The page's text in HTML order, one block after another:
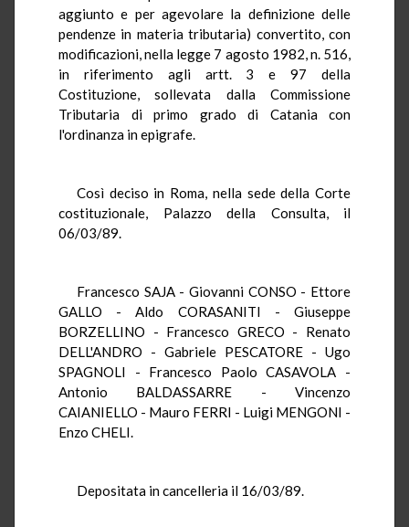
aggiunto e per agevolare la definizione delle
pendenze in materia tributaria) convertito, con
modificazioni, nella legge 7 agosto 1982, n. 516,
in riferimento agli artt. 3 e 97 della
Costituzione, sollevata dalla Commissione
Tributaria di primo grado di Catania con
l'ordinanza in epigrafe.
Così deciso in Roma, nella sede della Corte
costituzionale, Palazzo della Consulta, il
06/03/89.
Francesco SAJA - Giovanni CONSO - Ettore
GALLO - Aldo CORASANITI - Giuseppe
BORZELLINO - Francesco GRECO - Renato
DELL'ANDRO - Gabriele PESCATORE - Ugo
SPAGNOLI - Francesco Paolo CASAVOLA -
Antonio BALDASSARRE - Vincenzo
CAIANIELLO - Mauro FERRI - Luigi MENGONI -
Enzo CHELI.
Depositata in cancelleria il 16/03/89.